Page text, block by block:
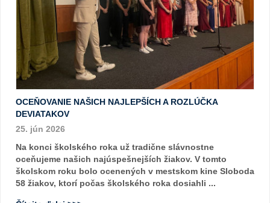
OCEŇOVANIE NAŠICH NAJLEPŠÍCH A ROZLÚČKA
DEVIATAKOV
25. jún 2026
Na konci školského roka už tradične slávnostne
oceňujeme našich najúspešnejších žiakov. V tomto
školskom roku bolo ocenených v mestskom kine Sloboda
58 žiakov, ktorí počas školského roka dosiahli ...